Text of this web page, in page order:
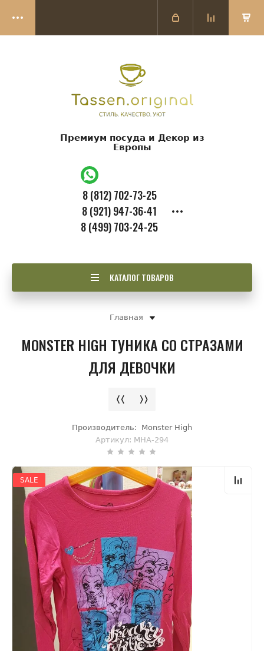
Премиум посуда и Декор из
Европы
8 (812) 702-73-25
8 (921) 947-36-41
8 (499) 703-24-25
КАТАЛОГ ТОВАРОВ
Главная
MONSTER HIGH ТУНИКА СО СТРАЗАМИ
ДЛЯ ДЕВОЧКИ
Производитель:
Monster High
Артикул: MHA-294
SALE